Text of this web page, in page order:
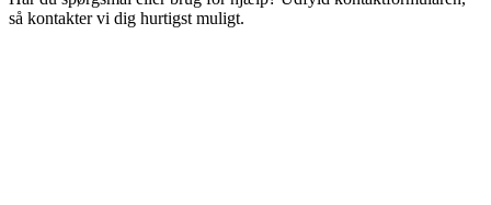
så kontakter vi dig hurtigst muligt.